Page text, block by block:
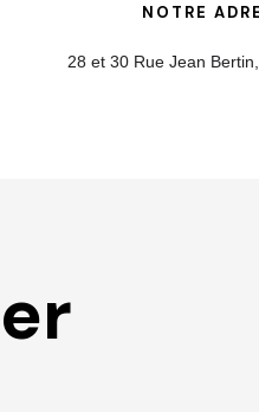
NOTRE
28 et 30 Rue Jean